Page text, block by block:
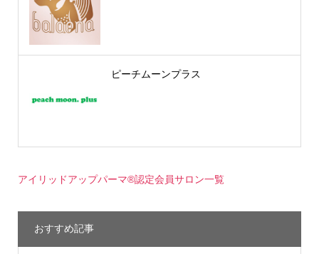
ピーチムーンプラス
アイリッドアップパーマ®認定会員サロン一覧
おすすめ記事